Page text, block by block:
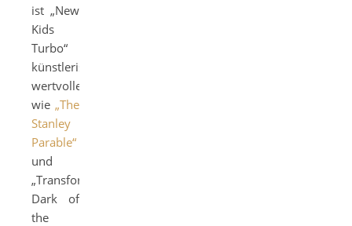
ist „New
Kids
Turbo“
künstlerisch
wertvoller
wie „The
Stanley
Parable“
und
„Transformers:
Dark of
the